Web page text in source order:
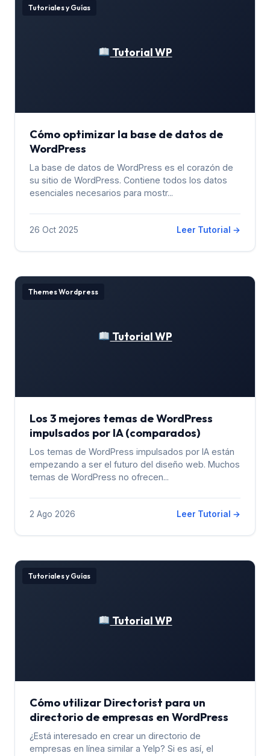
Tutorial WP
Tutoriales y Guías
Cómo optimizar la base de datos de
WordPress
La base de datos de WordPress es el corazón de
su sitio de WordPress. Contiene todos los datos
esenciales necesarios para mostr...
26 Oct 2025 Leer Tutorial →
Tutorial WP
Themes Wordpress
Los 3 mejores temas de WordPress
impulsados ​​por IA (comparados)
Los temas de WordPress impulsados ​​por IA están
empezando a ser el futuro del diseño web. Muchos
temas de WordPress no ofrecen...
2 Ago 2026 Leer Tutorial →
Tutorial WP
Tutoriales y Guías
Cómo utilizar Directorist para un
directorio de empresas en WordPress
¿Está interesado en crear un directorio de
empresas en línea similar a Yelp? Si es así, el